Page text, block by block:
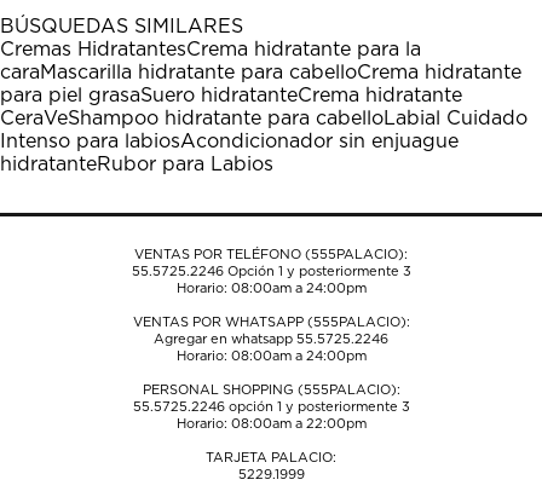
1
estrella
Esta
acción
abrirá
el
formulario
de
estrellas.
Esta
acción
abrirá
el
formulario
de
estrellas.
Esta
acción
abrirá
el
formulario
de
estrellas.
Esta
acción
abrirá
el
formulario
de
estrellas.
Esta
acción
abrirá
el
formulario
de
BÚSQUEDAS SIMILARES
Cremas HidratantesCrema hidratante para la
caraMascarilla hidratante para cabelloCrema hidratante
para piel grasaSuero hidratanteCrema hidratante
CeraVeShampoo hidratante para cabelloLabial Cuidado
Intenso para labiosAcondicionador sin enjuague
hidratanteRubor para Labios
VENTAS POR TELÉFONO (555PALACIO):
55.5725.2246Opción 1 y posteriormente 3
Horario: 08:00am a 24:00pm
VENTAS POR WHATSAPP (555PALACIO):
Agregar en whatsapp 55.5725.2246
Horario: 08:00am a 24:00pm
PERSONAL SHOPPING (555PALACIO):
55.5725.2246opción 1 y posteriormente 3
Horario: 08:00am a 22:00pm
TARJETA PALACIO:
5229.1999